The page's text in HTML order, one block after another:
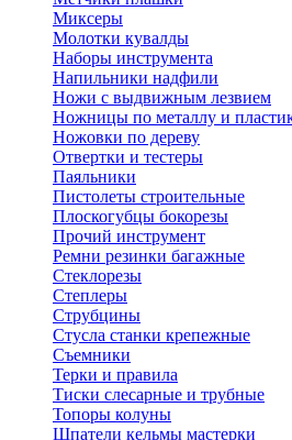
Миксеры
Молотки кувалды
Наборы инструмента
Напильники надфили
Ножи с выдвижным лезвием
Ножницы по металлу и
Ножовки по дереву
Отвертки и тестеры
Паяльники
Пистолеты строительные
Плоскогубцы бокорезы
Прочий инструмент
Ремни резинки багажные
Стеклорезы
Степлеры
Струбцины
Стусла станки крепежные
Съемники
Терки и правила
Тиски слесарные и трубные
Топоры колуны
Шпатели кельмы мастерки